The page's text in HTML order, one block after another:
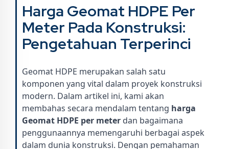
Harga Geomat HDPE Per
Meter Pada Konstruksi:
Pengetahuan Terperinci
Geomat HDPE merupakan salah satu
komponen yang vital dalam proyek konstruksi
modern. Dalam artikel ini, kami akan
membahas secara mendalam tentang harga
Geomat HDPE per meter dan bagaimana
penggunaannya memengaruhi berbagai aspek
dalam dunia konstruksi. Dengan pemahaman